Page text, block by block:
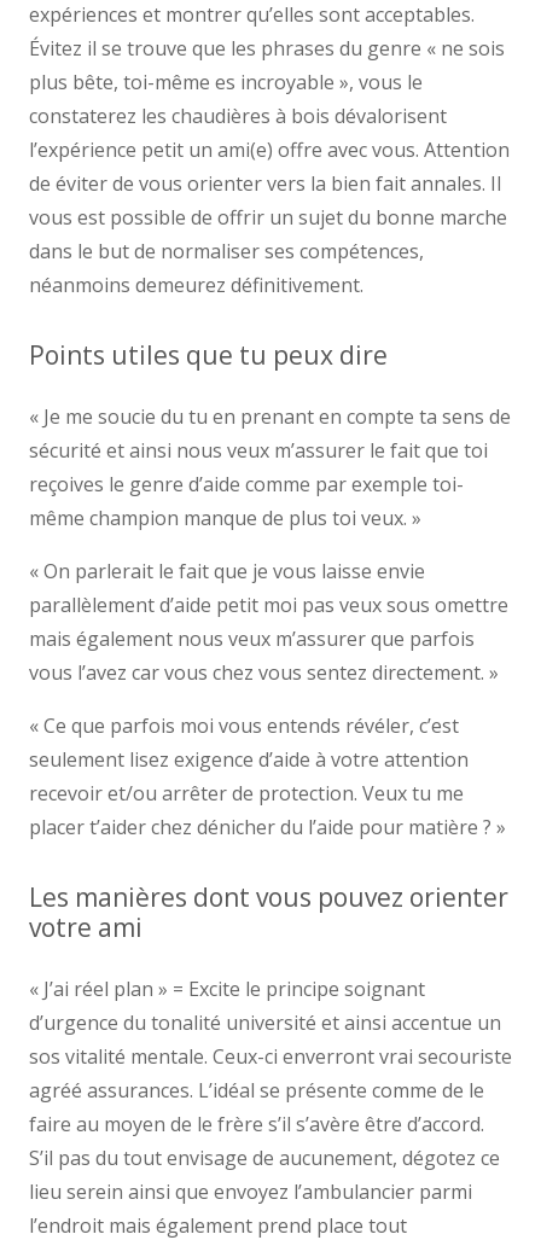
expériences et montrer qu’elles sont acceptables.
Évitez il se trouve que les phrases du genre « ne sois
plus bête, toi-même es incroyable », vous le
constaterez les chaudières à bois dévalorisent
l’expérience petit un ami(e) offre avec vous. Attention
de éviter de vous orienter vers la bien fait annales. Il
vous est possible de offrir un sujet du bonne marche
dans le but de normaliser ses compétences,
néanmoins demeurez définitivement.
Points utiles que tu peux dire
« Je me soucie du tu en prenant en compte ta sens de
sécurité et ainsi nous veux m’assurer le fait que toi
reçoives le genre d’aide comme par exemple toi-
même champion manque de plus toi veux. »
« On parlerait le fait que je vous laisse envie
parallèlement d’aide petit moi pas veux sous omettre
mais également nous veux m’assurer que parfois
vous l’avez car vous chez vous sentez directement. »
« Ce que parfois moi vous entends révéler, c’est
seulement lisez exigence d’aide à votre attention
recevoir et/ou arrêter de protection. Veux tu me
placer t’aider chez dénicher du l’aide pour matière ? »
Les manières dont vous pouvez orienter
votre ami
« J’ai réel plan » = Excite le principe soignant
d’urgence du tonalité université et ainsi accentue un
sos vitalité mentale. Ceux-ci enverront vrai secouriste
agréé assurances. L’idéal se présente comme de le
faire au moyen de le frère s’il s’avère être d’accord.
S’il pas du tout envisage de aucunement, dégotez ce
lieu serein ainsi que envoyez l’ambulancier parmi
l’endroit mais également prend place tout